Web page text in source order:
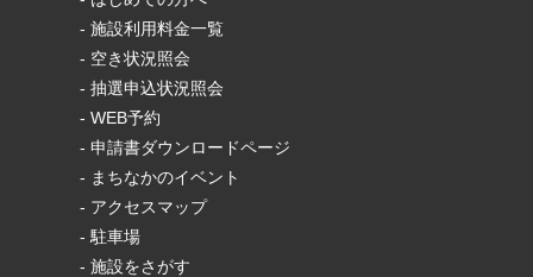
- 施設利用料金一覧
- 空き状況照会
- 抽選申込状況照会
- WEB予約
- 申請書ダウンロードページ
- まちなかのイベント
- アクセスマップ
- 駐車場
- 施設をさがす